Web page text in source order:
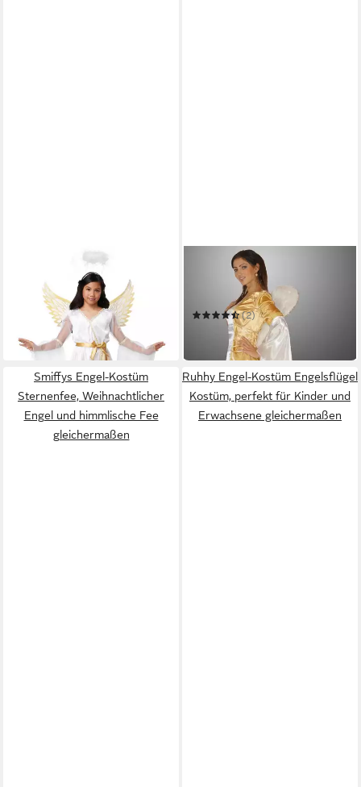
Engel-Kostüm Schutzengel
Kostüm für Kinder
55,39 €
in 3-4 Werktagen bei dir
MAYLYNN
Engel-Kostüm Engel Kostüm
gold Eneye Mittelalter Kleid
Engelskostüm
(2)
39,90 €
in 4-5 Werktagen bei dir
Smiffys Engel-Kostüm
Sternenfee, Weihnachtlicher
Engel und himmlische Fee
gleichermaßen
Ruhhy Engel-Kostüm Engelsflügel
Kostüm, perfekt für Kinder und
Erwachsene gleichermaßen